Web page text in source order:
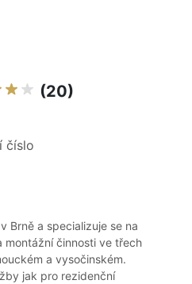
(20)
číslo
Brně a specializuje se na
montážní činnosti ve třech
a vysočinském.
jak pro rezidenční